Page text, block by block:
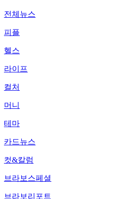
전체뉴스
피플
헬스
라이프
컬처
머니
테마
카드뉴스
컷&칼럼
브라보스페셜
브라보리포트